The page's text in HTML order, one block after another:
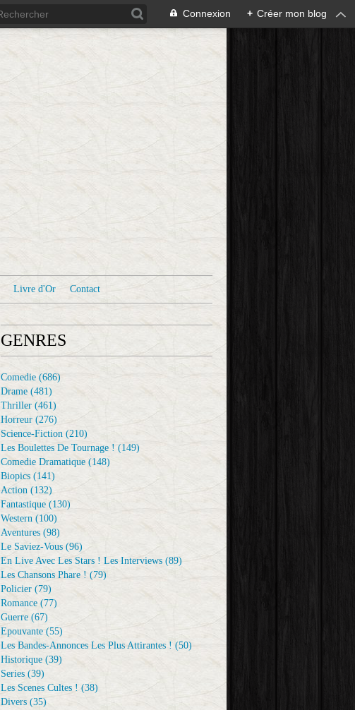
Connexion + Créer mon blog
Livre d'Or Contact
GENRES
Comedie (686)
Drame (481)
Thriller (461)
Horreur (276)
Science-Fiction (210)
Les Boulettes De Tournage ! (149)
Comedie Dramatique (148)
Biopics (141)
Action (132)
Fantastique (130)
Western (100)
Aventures (98)
Le Saviez-Vous (96)
En Live Avec Les Stars ! Les Interviews (89)
Les Chansons Phare ! (79)
Policier (79)
Romance (77)
Guerre (67)
Epouvante (55)
Les Bandes-Annonces Les Plus Attirantes ! (50)
Historique (39)
Series (39)
Les Scenes Cultes ! (38)
Divers (35)